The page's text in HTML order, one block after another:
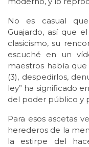
No es casual
Guajardo, así que
clasicismo, su
escuché en un
maestros había
(3), despedirlos,
ley” ha significado
del poder público y
Para esos ascetas
herederos de la
la estirpe del